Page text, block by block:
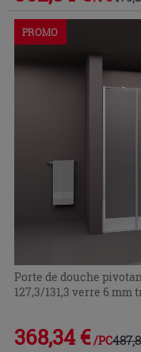
PROMO
Porte de douche
127,3/131,3 verre 6
368,34 € /PC